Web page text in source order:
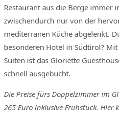
Restaurant aus die Berge immer
zwischendurch nur von der
mediterranen Küche abgelenkt.
besonderen Hotel in Südtirol?
Suiten ist das Gloriette
schnell ausgebucht.
Die Preise fürs Doppelzimmer im
265 Euro inklusive Frühstück. Hier